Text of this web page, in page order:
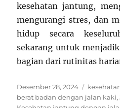
kesehatan jantung,
mengurangi stres, dan
hidup secara
sekarang untuk
bagian dari rutinitas
Posted
on
Desember 28, 2024
berat badan dengan jalan kaki,